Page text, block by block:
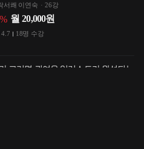
서쾌 이연숙 26강
월 20,000원
4.7 18명 수강
그리면 귀여운 일러스트가 완성되는